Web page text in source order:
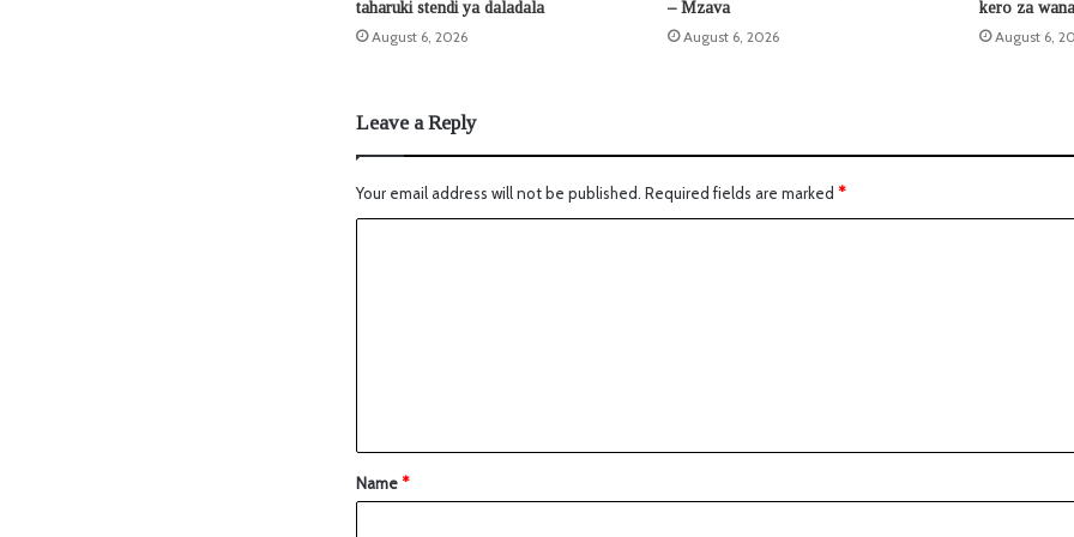
taharuki stendi ya daladala
August 6, 2026
– Mzava
August 6, 2026
kero za
August 6,
Leave a Reply
Your email address will not be published. Required fields are marked *
Name*